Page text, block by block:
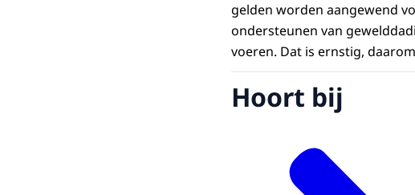
gelden worden aangewend
ondersteunen van
voeren. Dat is ernstig,
Hoort bij